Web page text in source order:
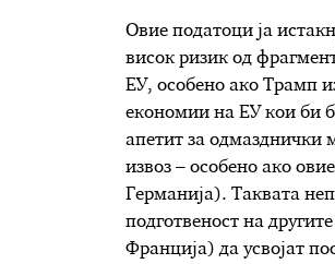
Овие податоци ја
висок ризик од
ЕУ, особено ако Трамп
економии на ЕУ кои би
апетит за одмазднички
извоз – особено ако
Германија). Таквата
подготвеност на
Франција) да усвојат